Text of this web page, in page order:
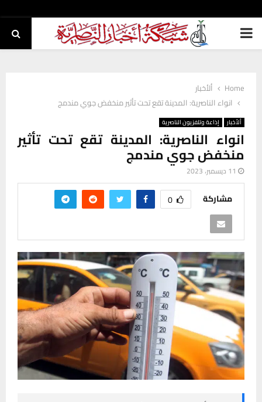
PRIMARY
Home
ألأخبار
انواء الناصرية: المدينة تقع تحت تأثير منخفض جوي مندمج
ألأخبار إذاعة وتلفزيون الناصرية
انواء الناصرية: المدينة تقع تحت تأثير
منخفض جوي مندمج
11 ديسمبر، 2023
مشاركة 0